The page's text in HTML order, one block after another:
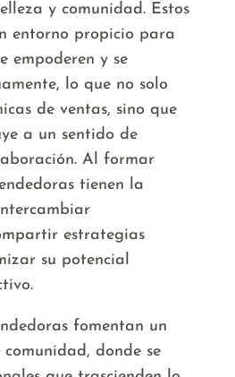
y comunidad. Estos
entorno propicio para
empoderen y se
lo que no solo
de ventas, sino que
a un sentido de
Al formar
tienen la
estrategias
su potencial
fomentan un
donde se